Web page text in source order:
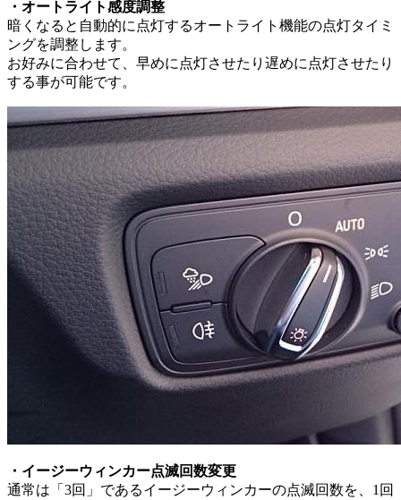
・オートライト感度調整
暗くなると自動的に点灯するオートライト機能の点灯タイミ
ングを調整します。
お好みに合わせて、早めに点灯させたり遅めに点灯させたり
する事が可能です。
・イージーウィンカー点滅回数変更
通常は「3回」であるイージーウィンカーの点滅回数を、1回